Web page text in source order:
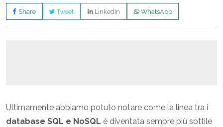
Share Tweet LinkedIn WhatsApp
Ultimamente abbiamo potuto notare come la linea tra i
database SQL e NoSQL è diventata sempre più sottile